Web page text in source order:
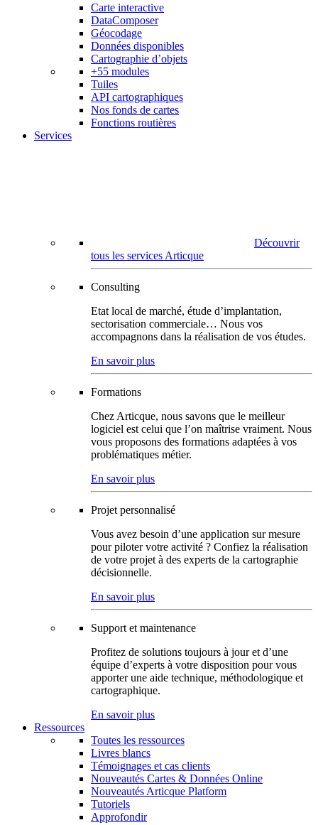
Carte interactive
DataComposer
Géocodage
Données disponibles
Cartographie d’objets
+55 modules
Tuiles
API cartographiques
Nos fonds de cartes
Fonctions routières
Services
Découvrir
tous les services Articque
Consulting
Etat local de marché, étude d’implantation,
sectorisation commerciale… Nous vos
accompagnons dans la réalisation de vos études.
En savoir plus
Formations
Chez Articque, nous savons que le meilleur
logiciel est celui que l’on maîtrise vraiment. Nous
vous proposons des formations adaptées à vos
problématiques métier.
En savoir plus
Projet personnalisé
Vous avez besoin d’une application sur mesure
pour piloter votre activité ? Confiez la réalisation
de votre projet à des experts de la cartographie
décisionnelle.
En savoir plus
Support et maintenance
Profitez de solutions toujours à jour et d’une
équipe d’experts à votre disposition pour vous
apporter une aide technique, méthodologique et
cartographique.
En savoir plus
Ressources
Toutes les ressources
Livres blancs
Témoignages et cas clients
Nouveautés Cartes & Données Online
Nouveautés Articque Platform
Tutoriels
Approfondir